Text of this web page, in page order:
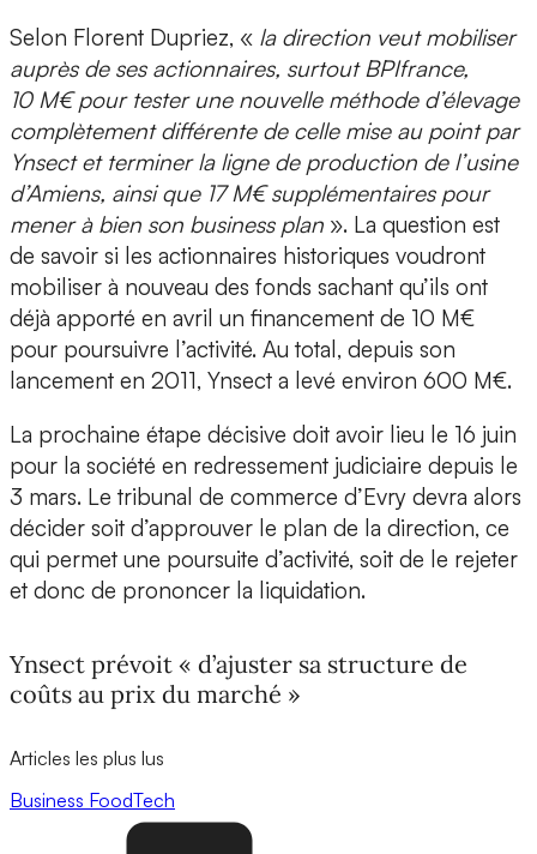
Selon Florent Dupriez, « la direction veut mobiliser
auprès de ses actionnaires, surtout BPIfrance,
10 M€ pour tester une nouvelle méthode d’élevage
complètement différente de celle mise au point par
Ynsect et terminer la ligne de production de l’usine
d’Amiens, ainsi que 17 M€ supplémentaires pour
mener à bien son business plan ». La question est
de savoir si les actionnaires historiques voudront
mobiliser à nouveau des fonds sachant qu’ils ont
déjà apporté en avril un financement de 10 M€
pour poursuivre l’activité. Au total, depuis son
lancement en 2011, Ynsect a levé environ 600 M€.
La prochaine étape décisive doit avoir lieu le 16 juin
pour la société en redressement judiciaire depuis le
3 mars. Le tribunal de commerce d’Evry devra alors
décider soit d’approuver le plan de la direction, ce
qui permet une poursuite d’activité, soit de le rejeter
et donc de prononcer la liquidation.
Ynsect prévoit « d’ajuster sa structure de
coûts au prix du marché »
Articles les plus lus
Business FoodTech